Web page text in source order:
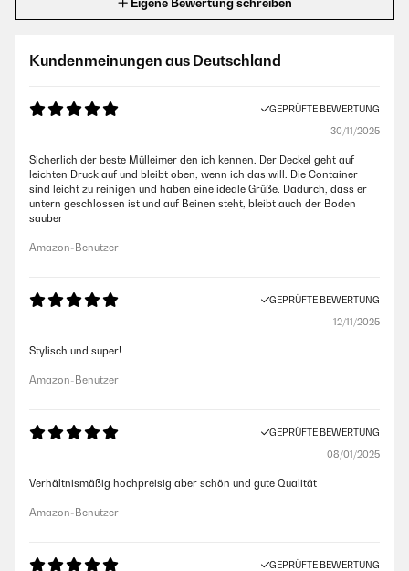
Kundenmeinungen aus Deutschland
GEPRÜFTE BEWERTUNG
30/11/2025
Sicherlich der beste Mülleimer den ich kennen. Der Deckel geht auf
leichten Druck auf und bleibt oben, wenn ich das will. Die Container
sind leicht zu reinigen und haben eine ideale Grüße. Dadurch, dass er
untern geschlossen ist und auf Beinen steht, bleibt auch der Boden
sauber
Amazon-Benutzer
GEPRÜFTE BEWERTUNG
12/11/2025
Stylisch und super!
Amazon-Benutzer
GEPRÜFTE BEWERTUNG
08/01/2025
Verhältnismäßig hochpreisig aber schön und gute Qualität
Amazon-Benutzer
GEPRÜFTE BEWERTUNG